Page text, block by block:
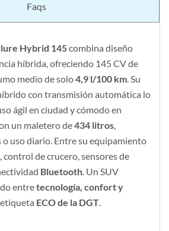
Faqs
Hybrid 145combina diseño
híbrida, ofreciendo 145 CV de
medio de solo4,9 l/100 km. Su
con transmisión automática lo
ágil en ciudad y cómodo en
un maletero de434 litros,
o uso diario. Entre su equipamiento
, control de crucero, sensores de
Bluetooth. Un SUV
entretecnología, confort y
ECO de la DGT.